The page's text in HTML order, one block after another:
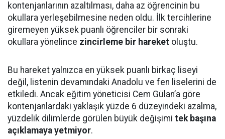
kontenjanlarının azaltılması, daha az öğrencinin bu
okullara yerleşebilmesine neden oldu. İlk tercihlerine
giremeyen yüksek puanlı öğrenciler bir sonraki
okullara yönelince zincirleme bir hareket oluştu.
Bu hareket yalnızca en yüksek puanlı birkaç liseyi
değil, listenin devamındaki Anadolu ve fen liselerini de
etkiledi. Ancak eğitim yöneticisi Cem Gülan’a göre
kontenjanlardaki yaklaşık yüzde 6 düzeyindeki azalma,
yüzdelik dilimlerde görülen büyük değişimi tek başına
açıklamaya yetmiyor.